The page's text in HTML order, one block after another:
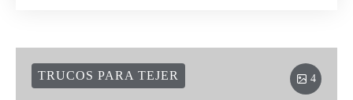
4
TRUCOS PARA TEJER